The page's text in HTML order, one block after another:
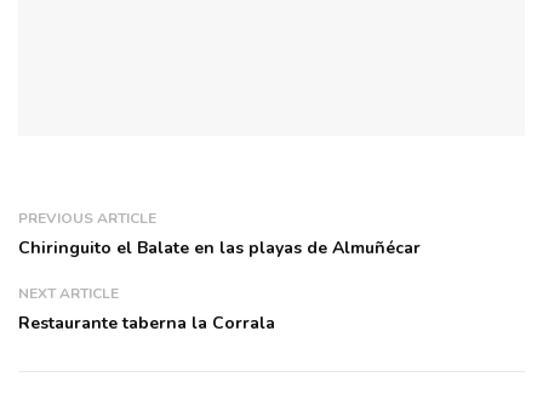
PREVIOUS ARTICLE
Chiringuito el Balate en las playas de Almuñécar
NEXT ARTICLE
Restaurante taberna la Corrala